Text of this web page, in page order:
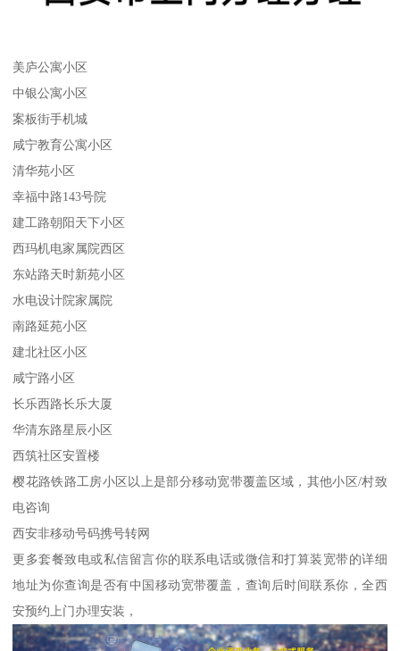
美庐公寓小区
中银公寓小区
案板街手机城
咸宁教育公寓小区
清华苑小区
幸福中路143号院
建工路朝阳天下小区
西玛机电家属院西区
东站路天时新苑小区
水电设计院家属院
南路延苑小区
建北社区小区
咸宁路小区
长乐西路长乐大厦
华清东路星辰小区
西筑社区安置楼
樱花路铁路工房小区以上是部分移动宽带覆盖区域，其他小区/村致
电咨询
西安非移动号码携号转网
更多套餐致电或私信留言你的联系电话或微信和打算装宽带的详细
地址为你查询是否有中国移动宽带覆盖，查询后时间联系你，全西
安预约上门办理安装，